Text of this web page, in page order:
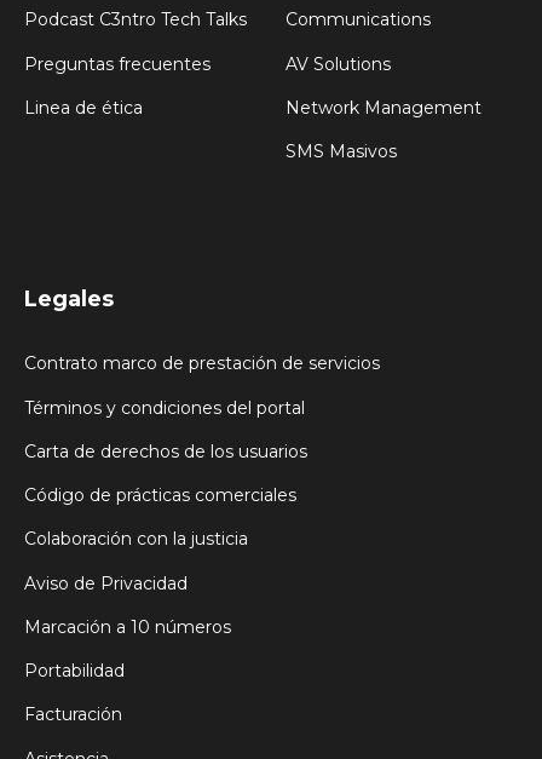
Podcast C3ntro Tech Talks
Preguntas frecuentes
Linea de ética
Communications
AV Solutions
Network Management
SMS Masivos
Legales
Contrato marco de prestación de servicios
Términos y condiciones del portal
Carta de derechos de los usuarios
Código de prácticas comerciales
Colaboración con la justicia
Aviso de Privacidad
Marcación a 10 números
Portabilidad
Facturación